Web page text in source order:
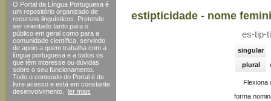
O Portal da Língua Portuguesa é
um repositório organizado de
recursos linguísticos. Pretende
ser orientado tanto para o
público em geral como para a
comunidade científica, servindo
de apoio a quem trabalha com a
língua portuguesa e a todos os
que têm interesse ou dúvidas
sobre o seu funcionamento.
Todo o conteúdo do Portal é de
livre acesso e está em constante
desenvolvimento.
ler mais
estipticidade - nome
es·tip·ti
singular
plural
Flexiona
forma